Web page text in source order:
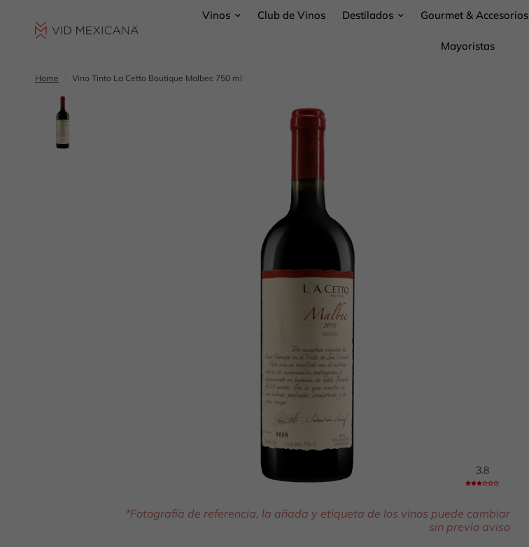
Vinos Club de Vinos Destilados Gourmet & Accesorios
Mayoristas
Home Vino Tinto La Cetto Boutique Malbec 750 ml
3.8
*Fotografía de referencia, la añada y etiqueta de los vinos puede cambiar
sin previo aviso